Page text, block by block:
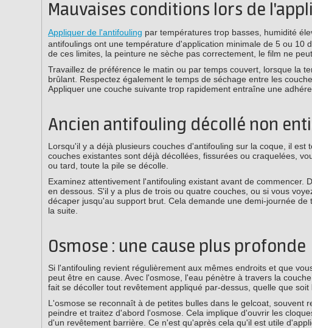
Mauvaises conditions lors de
Appliquer de l'antifouling par températures trop basses, humidité
antifoulings ont une température d'application minimale de 5 ou 10
de ces limites, la peinture ne sèche pas correctement, le film ne
Travaillez de préférence le matin ou par temps couvert, lorsque la
brûlant. Respectez également le temps de séchage entre les
Appliquer une couche suivante trop rapidement entraîne une
Ancien antifouling décollé non
Lorsqu'il y a déjà plusieurs couches d'antifouling sur la coque, il
couches existantes sont déjà décollées, fissurées ou craquelées,
ou tard, toute la pile se décolle.
Examinez attentivement l'antifouling existant avant de
en dessous. S'il y a plus de trois ou quatre couches, ou si vous
décaper jusqu'au support brut. Cela demande une demi-journée
la suite.
Osmose : une cause plus profonde
Si l'antifouling revient régulièrement aux mêmes endroits et que
peut être en cause. Avec l'osmose, l'eau pénètre à travers la
fait se décoller tout revêtement appliqué par-dessus, quelle que
L'osmose se reconnaît à de petites bulles dans le gelcoat, souvent
peindre et traitez d'abord l'osmose. Cela implique d'ouvrir les
d'un revêtement barrière. Ce n'est qu'après cela qu'il est utile